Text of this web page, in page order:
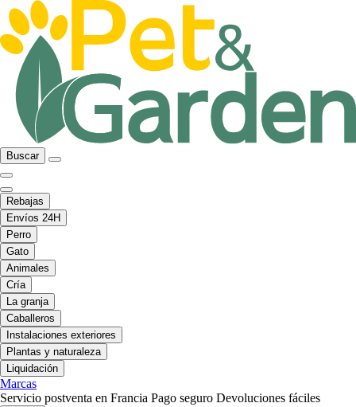
Buscar
Rebajas
Envíos 24H
Perro
Gato
Animales
Cría
La granja
Caballeros
Instalaciones exteriores
Plantas y naturaleza
Liquidación
Marcas
Servicio postventa en Francia Pago seguro Devoluciones fáciles